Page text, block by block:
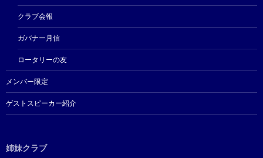
クラブ会報
ガバナー月信
ロータリーの友
メンバー限定
ゲストスピーカー紹介
姉妹クラブ